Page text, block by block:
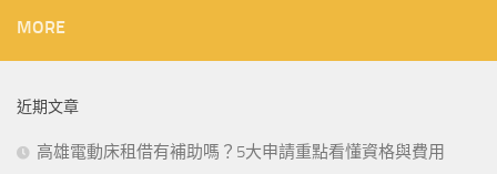
MORE
近期文章
高雄電動床租借有補助嗎？5大申請重點看懂資格與費用